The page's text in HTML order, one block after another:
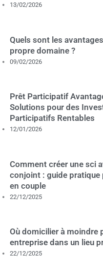
13/02/2026
Quels sont les
propre domaine ?
09/02/2026
Prêt Participatif
Solutions pour des
Participatifs Rentables
12/01/2026
Comment créer une sci
conjoint : guide pratique
en couple
22/12/2025
Où domicilier à moindre
entreprise dans un lieu
22/12/2025